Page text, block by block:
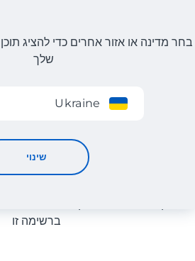
בחר מדינה או אזור אחרים כדי להציג תוכן
שלך
Ukraine
שינוי
קטלוג חנויות
קטלוג
ברשימה זו